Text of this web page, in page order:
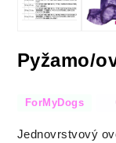
Pyžamo/
ForMyDogs
Jednovrstvový